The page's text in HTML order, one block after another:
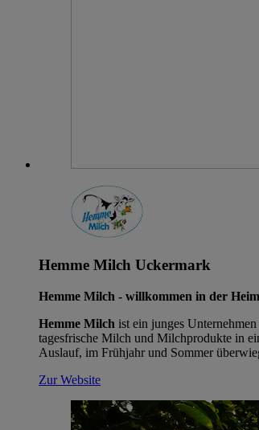
Hemme Milch Uckermark
Hemme Milch - willkommen in der
Hemme Milch ist ein junges
tagesfrische Milch und Milchprodukte in
Auslauf, im Frühjahr und Sommer
Zur Website